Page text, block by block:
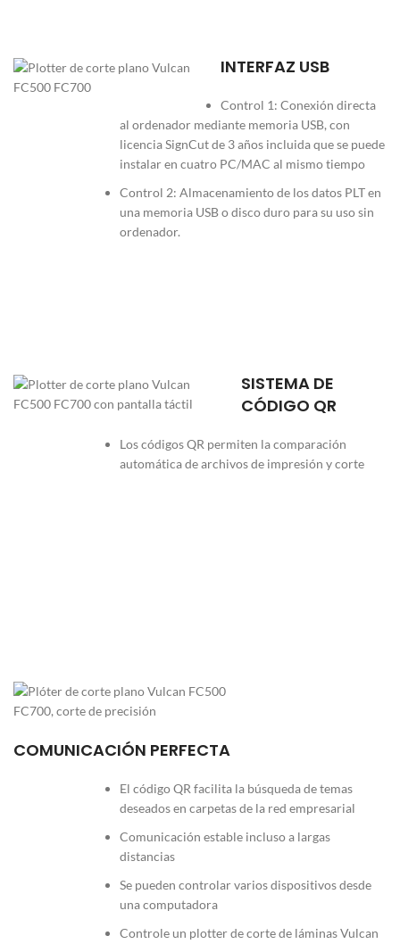
INTERFAZ USB
Control 1: Conexión directa
al ordenador mediante memoria USB, con
licencia SignCut de 3 años incluida que se puede
instalar en cuatro PC/MAC al mismo tiempo
Control 2: Almacenamiento de los datos PLT en
una memoria USB o disco duro para su uso sin
ordenador.
SISTEMA DE
CÓDIGO QR
Los códigos QR permiten la comparación
automática de archivos de impresión y corte
COMUNICACIÓN PERFECTA
El código QR facilita la búsqueda de temas
deseados en carpetas de la red empresarial
Comunicación estable incluso a largas
distancias
Se pueden controlar varios dispositivos desde
una computadora
Controle un plotter de corte de láminas Vulcan